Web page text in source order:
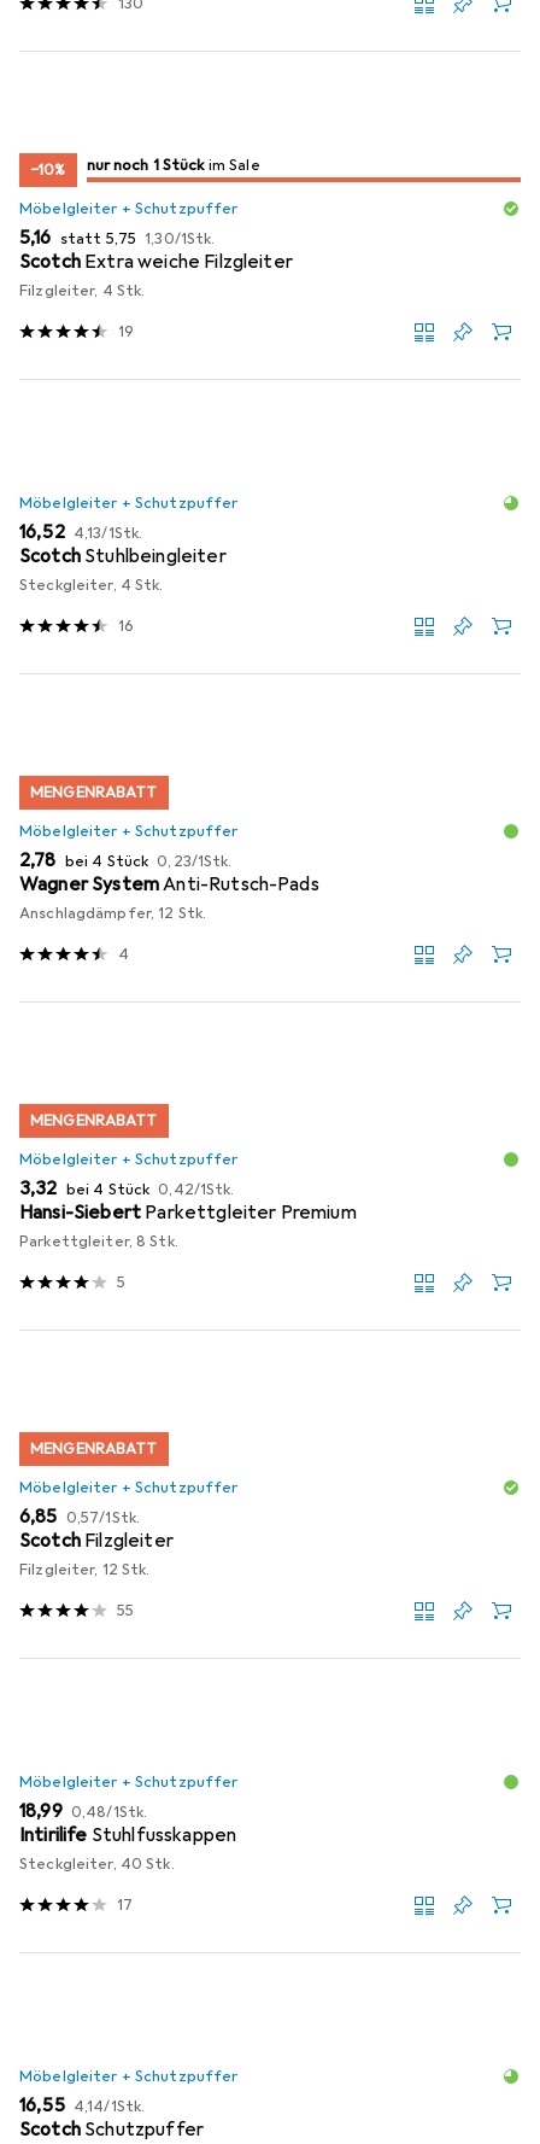
−10% noch 1 Stückim Sale
nur noch 1 Stück im Sale
Möbelgleiter + Schutzpuffer
EUR
5,16 statt EUR
5,75 EUR
1,30/1Stk.
Scotch Extra weiche Filzgleiter
Filzgleiter, 4 Stk.
19
Möbelgleiter + Schutzpuffer
EUR
16,52 EUR
4,13/1Stk.
Scotch Stuhlbeingleiter
Steckgleiter, 4 Stk.
16
MENGENRABATT
Möbelgleiter + Schutzpuffer
EUR
2,78 bei 4 Stück EUR
0,23/1Stk.
Wagner SystemAnti-Rutsch-Pads
Anschlagdämpfer, 12 Stk.
4
MENGENRABATT
Möbelgleiter + Schutzpuffer
EUR
3,32 bei 4 Stück EUR
0,42/1Stk.
Hansi-Siebert Parkettgleiter Premium
Parkettgleiter, 8 Stk.
5
MENGENRABATT
Möbelgleiter + Schutzpuffer
EUR
6,85 EUR
0,57/1Stk.
Scotch Filzgleiter
Filzgleiter, 12 Stk.
55
Möbelgleiter + Schutzpuffer
EUR
18,99 EUR
0,48/1Stk.
Intirilife Stuhlfusskappen
Steckgleiter, 40 Stk.
17
Möbelgleiter + Schutzpuffer
EUR
16,55 EUR
4,14/1Stk.
Scotch Schutzpuffer